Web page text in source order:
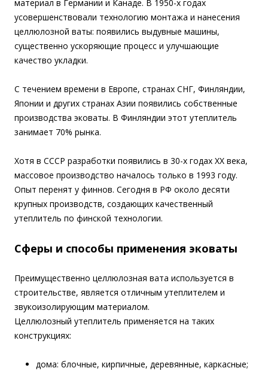
материал в Германии и Канаде. В 1950-х годах
усовершенствовали технологию монтажа и нанесения
целлюлозной ваты: появились выдувные машины,
существенно ускоряющие процесс и улучшающие
качество укладки.
С течением времени в Европе, странах СНГ, Финляндии,
Японии и других странах Азии появились собственные
производства эковаты. В Финляндии этот утеплитель
занимает 70% рынка.
Хотя в СССР разработки появились в 30-х годах ХХ века,
массовое производство началось только в 1993 году.
Опыт перенят у финнов. Сегодня в РФ около десяти
крупных производств, создающих качественный
утеплитель по финской технологии.
Сферы и способы применения эковаты
Преимущественно целлюлозная вата используется в
строительстве, является отличным утеплителем и
звукоизолирующим материалом.
Целлюлозный утеплитель применяется на таких
конструкциях:
дома: блочные, кирпичные, деревянные, каркасные;